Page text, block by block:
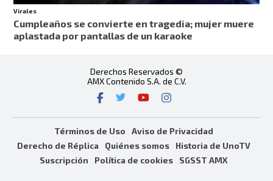
Virales
Cumpleaños se convierte en tragedia; mujer muere
aplastada por pantallas de un karaoke
Derechos Reservados ©
AMX Contenido S.A. de C.V.
Términos de Uso
Aviso de Privacidad
Derecho de Réplica
Quiénes somos
Historia de UnoTV
Suscripción
Política de cookies SGSST AMX